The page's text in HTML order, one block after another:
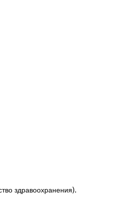
здравоохранения).